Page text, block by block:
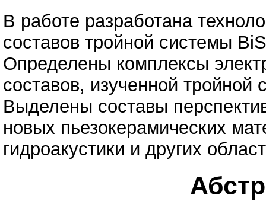
В работе разработана
составов тройной системы
Определены комплексы
составов, изученной
Выделены составы
новых пьезокерамических
гидроакустики и других